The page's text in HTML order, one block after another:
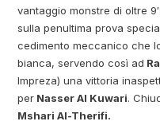
vantaggio monstre di oltre
sulla penultima prova
cedimento meccanico che
bianca, servendo così ad
Impreza) una vittoria
per Nasser Al Kuwari.
Mshari Al-Therifi.